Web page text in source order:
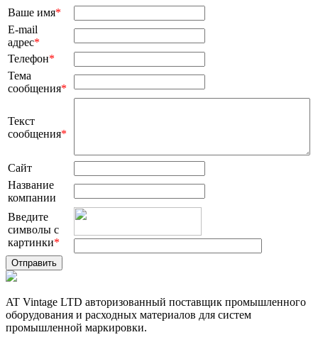
Ваше имя*
E-mail
адрес*
Телефон*
Тема
сообщения*
Текст
сообщения*
Сайт
Название
компании
Введите
символы с
картинки*
AT Vintage LTD авторизованный поставщик промышленного
оборудования и расходных материалов для систем
промышленной маркировки.